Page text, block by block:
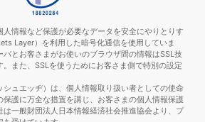
情報など保護が必要なデータを安全にやりとりす
Layer）を利用した暗号化通信を使用していま
とお客さまがお使いのブラウザ間の情報はSSL技
また、SSLを使うためにお客さま側で特別の設定
シュエッヂ）は、個人情報取り扱い者としての使命
保護に万全な措置を講じ、お客さまの個人情報保護
は一般財団法人日本情報経済社会推進協会より、プ